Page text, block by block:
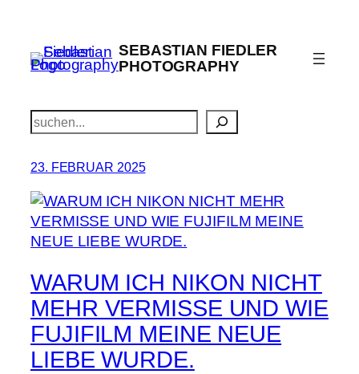
springen
SEBASTIAN FIEDLER
PHOTOGRAPHY
Suchen
23. FEBRUAR 2025
WARUM ICH NIKON NICHT
MEHR VERMISSE UND WIE
FUJIFILM MEINE NEUE
LIEBE WURDE.